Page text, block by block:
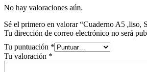
No hay valoraciones aún.
Sé el primero en valorar “Cuaderno A5 ,liso,
Tu dirección de correo electrónico no será
Tu puntuación *
Tu valoración *